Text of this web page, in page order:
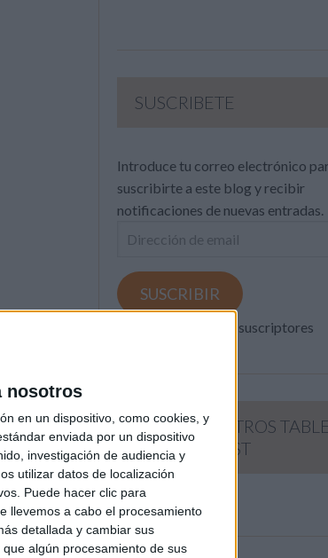
nosotros
en un dispositivo, como cookies, y
enviada por un dispositivo
investigación de audiencia y
utilizar datos de localización
Puede hacer clic para
llevemos a cabo el procesamiento
detallada y cambiar sus
algún procesamiento de sus
SUSCRIBETE
Introduce tu correo electrónico
suscribirte a este blog y recibir
notificaciones de nuevas entradas.
Dirección
email
SUSCRIBIR
Únete a otros 371K suscriptores
SIGUE NUESTROS
EN PINTEREST